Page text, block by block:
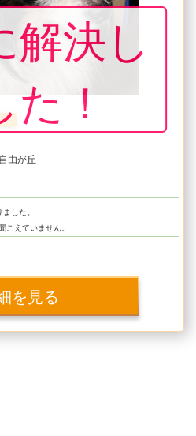
解決し
た！
ン
由が丘
した。
えていません。
を見る